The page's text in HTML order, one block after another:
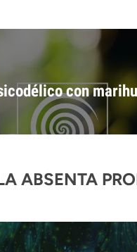
con
ABSENTA